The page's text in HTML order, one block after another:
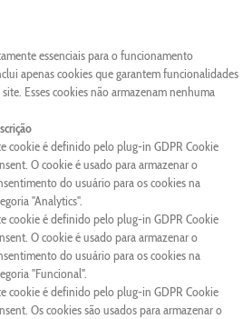
essenciais para o funcionamento
apenas cookies que garantem funcionalidades
Esses cookies não armazenam nenhuma
cookie é definido pelo plug-in GDPR Cookie
O cookie é usado para armazenar o
do usuário para os cookies na
"Analytics".
cookie é definido pelo plug-in GDPR Cookie
O cookie é usado para armazenar o
do usuário para os cookies na
"Funcional".
cookie é definido pelo plug-in GDPR Cookie
Os cookies são usados para armazenar o